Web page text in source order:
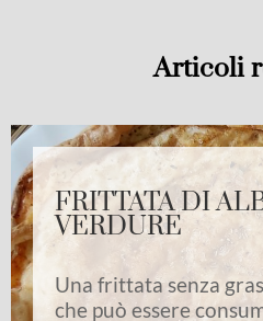
Articoli
FRITTATA DI
VERDURE
Una frittata senza
che può essere